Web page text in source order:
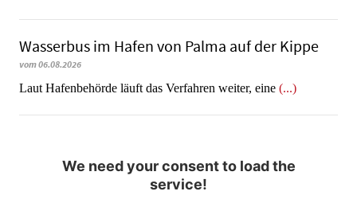
Wasserbus im Hafen von Palma auf der Kippe
vom 06.08.2026
Laut Hafenbehörde läuft das Verfahren weiter, eine (...)
We need your consent to load the
service!